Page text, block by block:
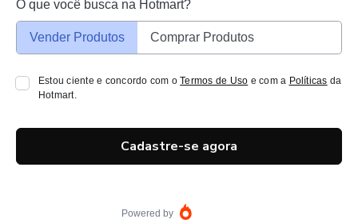
O que você busca na Hotmart?
Vender Produtos Comprar Produtos
Estou ciente e concordo com oTermos de Uso e com a Políticas da
Hotmart.
Cadastre-se agora
Powered by